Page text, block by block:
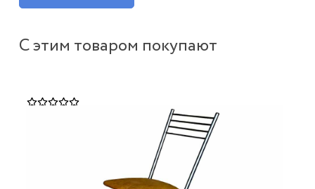
С этим товаром покупают